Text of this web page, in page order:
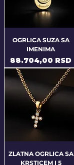
OGRLICA SUZA SA
IMENIMA
Price
88.704,00 RSD
ZLATNA OGRLICA SA
KRSTICEM I 5